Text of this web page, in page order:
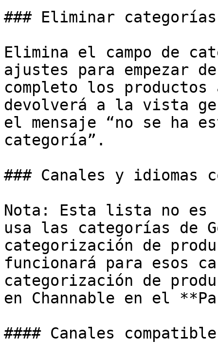
### Eliminar
Elimina el campo de
ajustes para empezar
completo los
devolverá a la vista
el mensaje “no se ha
categoría”.
### Canales y idiomas
Nota: Esta lista no es
usa las categorías de
categorización de
funcionará para esos
categorización de
en Channable en el
#### Canales